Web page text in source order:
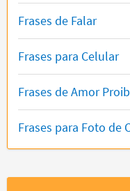
Frases de Falar
Frases para Celular
Frases de Amor
Frases para Foto de